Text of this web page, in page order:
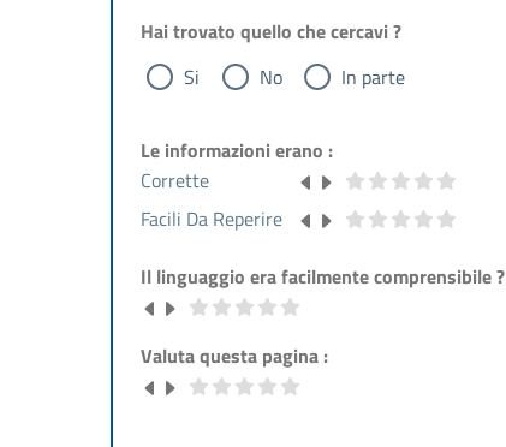
Hai trovato quello che cercavi ?
Si
No In parte
Le informazioni erano :
Corrette
Facili Da Reperire
Il linguaggio era facilmente comprensibile ?
Valuta questa pagina :